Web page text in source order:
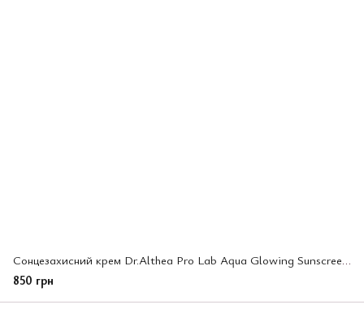
Сонцезахисний крем Dr.Althea Pro Lab Aqua Glowing Sunscreen зволожувальний Spf 50+ 45 мл (255989)
850 грн